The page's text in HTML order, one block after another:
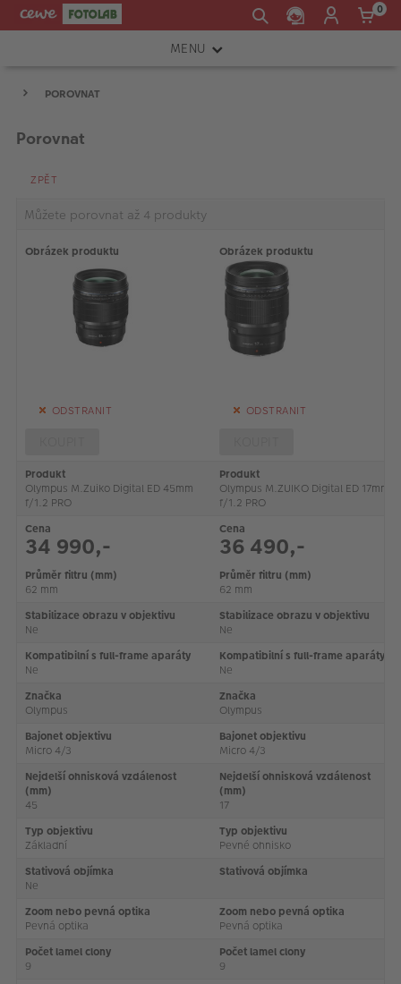
0
MENU
TISKÁRNY A SKENERY
FOTOBRAŠNY
PŘÍSLUŠENSTVÍ
VÝPRODEJ
Akce a slevy
POROVNAT
Porovnat
ZPĚT
Můžete porovnat až 4 produkty
Obrázek produktu Obrázek produktu
ODSTRANIT ODSTRANIT
Produkt
Olympus M.Zuiko Digital ED 45mm
f/1.2 PRO
Produkt
Olympus M.ZUIKO Digital ED 17mm
f/1.2 PRO
Cena
34 990,-
Cena
36 490,-
Průměr filtru (mm)
62 mm
Průměr filtru (mm)
62 mm
Stabilizace obrazu v objektivu
Ne
Stabilizace obrazu v objektivu
Ne
Kompatibilní s full-frame aparáty
Ne
Kompatibilní s full-frame aparáty
Ne
Značka
Olympus
Značka
Olympus
Bajonet objektivu
Micro 4/3
Bajonet objektivu
Micro 4/3
Nejdelší ohnisková vzdálenost
(mm)
45
Nejdelší ohnisková vzdálenost
(mm)
17
Typ objektivu
Základní
Typ objektivu
Pevné ohnisko
Stativová objímka
Ne
Stativová objímka
Zoom nebo pevná optika
Pevná optika
Zoom nebo pevná optika
Pevná optika
Počet lamel clony
9
Počet lamel clony
9